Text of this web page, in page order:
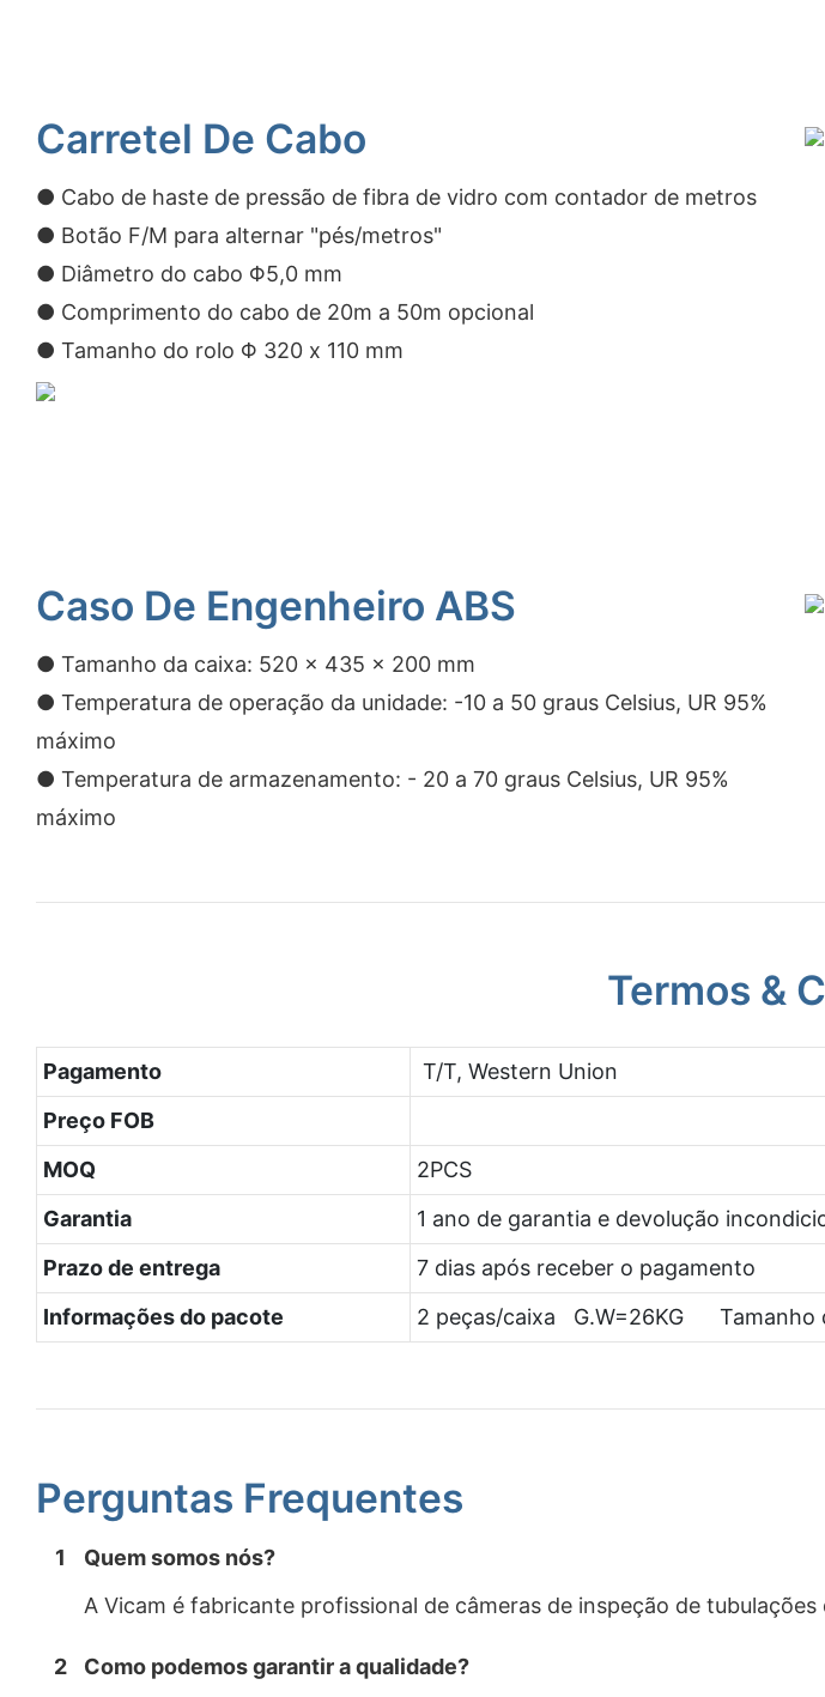
Carretel De Cabo
● Cabo de haste de pressão de fibra de vidro com contador de metros
● Botão F/M para alternar "pés/metros"
● Diâmetro do cabo Φ5,0 mm
● Comprimento do cabo de 20m a 50m opcional
● Tamanho do rolo Φ 320 x 110 mm
Caso De Engenheiro ABS
● Tamanho da caixa: 520 x 435 x 200 mm
● Temperatura de operação da unidade: -10 a 50 graus Celsius, UR 95%
máximo
● Temperatura de armazenamento: - 20 a 70 graus Celsius, UR 95%
máximo
Termos &
Pagamento
T/T, Western Union
Preço FOB
MOQ
2PCS
Garantia
1 ano de garantia e devolução
Prazo de entrega
7 dias após receber o pagamento
Informações do pacote
2 peças/caixa G.W=26KG Tamanho
Perguntas Frequentes
1
Quem somos nós?
A Vicam é fabricante profissional de câmeras de inspeção de tubulações
2 Como podemos garantir a qualidade?